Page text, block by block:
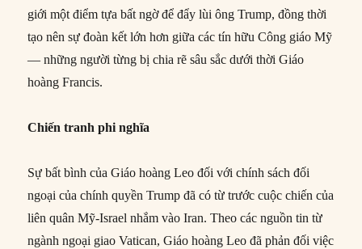
giới một điểm tựa bất ngờ để đẩy lùi ông Trump, đồng thời
tạo nên sự đoàn kết lớn hơn giữa các tín hữu Công giáo Mỹ
— những người từng bị chia rẽ sâu sắc dưới thời Giáo
hoàng Francis.
Chiến tranh phi nghĩa
Sự bất bình của Giáo hoàng Leo đối với chính sách đối
ngoại của chính quyền Trump đã có từ trước cuộc chiến của
liên quân Mỹ-Israel nhắm vào Iran. Theo các nguồn tin từ
ngành ngoại giao Vatican, Giáo hoàng Leo đã phản đối việc